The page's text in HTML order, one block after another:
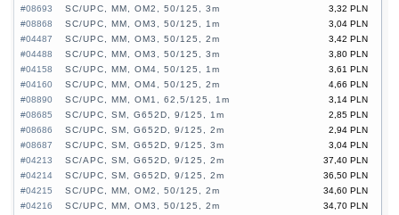
#08693
3,32 PLN
SC/UPC, MM, OM2, 50/125, 3m
#08868
3,04 PLN
SC/UPC, MM, OM3, 50/125, 1m
#04487
3,42 PLN
SC/UPC, MM, OM3, 50/125, 2m
#04488
3,80 PLN
SC/UPC, MM, OM3, 50/125, 3m
#04158
3,61 PLN
SC/UPC, MM, OM4, 50/125, 1m
#04160
4,66 PLN
SC/UPC, MM, OM4, 50/125, 2m
#08890
3,14 PLN
SC/UPC, MM, OM1, 62,5/125, 1m
#08685
2,85 PLN
SC/UPC, SM, G652D, 9/125, 1m
#08686
2,94 PLN
SC/UPC, SM, G652D, 9/125, 2m
#08687
3,04 PLN
SC/UPC, SM, G652D, 9/125, 3m
#04213
37,40 PLN
SC/APC, SM, G652D, 9/125, 2m
#04214
36,50 PLN
SC/UPC, SM, G652D, 9/125, 2m
#04215
34,60 PLN
SC/UPC, MM, OM2, 50/125, 2m
#04216
34,70 PLN
SC/UPC, MM, OM3, 50/125, 2m